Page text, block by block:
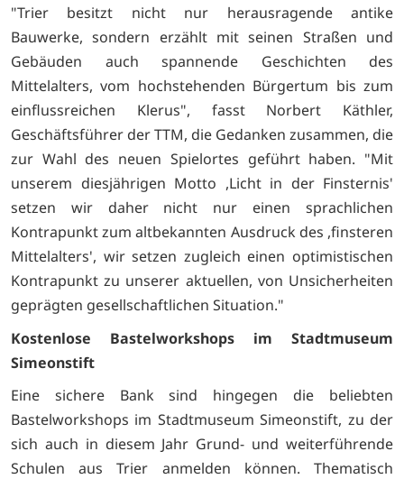
"Trier besitzt nicht nur herausragende antike
Bauwerke, sondern erzählt mit seinen Straßen und
Gebäuden auch spannende Geschichten des
Mittelalters, vom hochstehenden Bürgertum bis zum
einflussreichen Klerus", fasst Norbert Käthler,
Geschäftsführer der TTM, die Gedanken zusammen, die
zur Wahl des neuen Spielortes geführt haben. "Mit
unserem diesjährigen Motto ,Licht in der Finsternis'
setzen wir daher nicht nur einen sprachlichen
Kontrapunkt zum altbekannten Ausdruck des ,finsteren
Mittelalters', wir setzen zugleich einen optimistischen
Kontrapunkt zu unserer aktuellen, von Unsicherheiten
geprägten gesellschaftlichen Situation."
Kostenlose Bastelworkshops im Stadtmuseum
Simeonstift
Eine sichere Bank sind hingegen die beliebten
Bastelworkshops im Stadtmuseum Simeonstift, zu der
sich auch in diesem Jahr Grund- und weiterführende
Schulen aus Trier anmelden können. Thematisch